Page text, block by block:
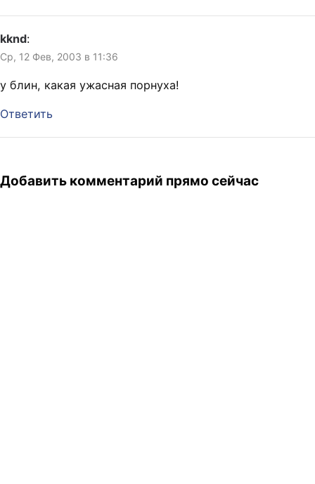
kknd:
Ср, 12 Фев, 2003 в 11:36
у блин, какая ужасная порнуха!
Ответить
Добавить комментарий прямо сейчас